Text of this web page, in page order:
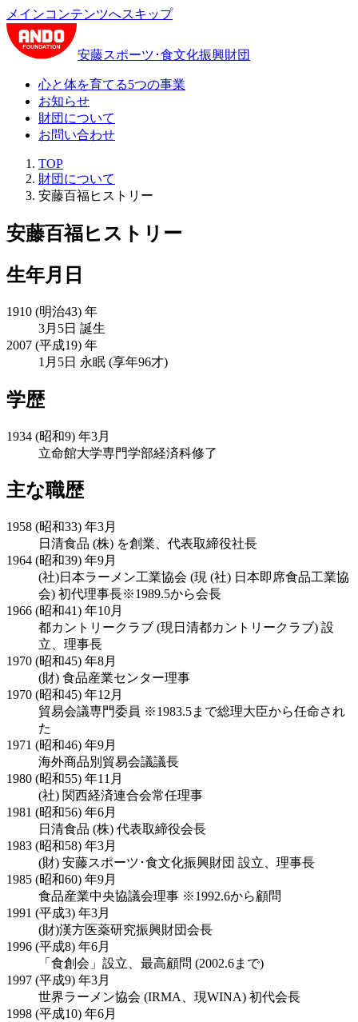
メインコンテンツへスキップ
安藤スポーツ･食文化振興財団
心と体を育てる5つの事業
お知らせ
財団について
お問い合わせ
TOP
財団について
安藤百福ヒストリー
安藤百福ヒストリー
生年月日
1910 (明治43) 年
3月5日 誕生
2007 (平成19) 年
1月5日 永眠 (享年96才)
学歴
1934 (昭和9) 年3月
立命館大学専門学部経済科修了
主な職歴
1958 (昭和33) 年3月
日清食品 (株) を創業、代表取締役社長
1964 (昭和39) 年9月
(社)日本ラーメン工業協会 (現 (社) 日本即席食品工業協
会) 初代理事長※1989.5から会長
1966 (昭和41) 年10月
都カントリークラブ (現日清都カントリークラブ) 設
立、理事長
1970 (昭和45) 年8月
(財) 食品産業センター理事
1970 (昭和45) 年12月
貿易会議専門委員 ※1983.5まで総理大臣から任命され
た
1971 (昭和46) 年9月
海外商品別貿易会議議長
1980 (昭和55) 年11月
(社) 関西経済連合会常任理事
1981 (昭和56) 年6月
日清食品 (株) 代表取締役会長
1983 (昭和58) 年3月
(財) 安藤スポーツ･食文化振興財団 設立、理事長
1985 (昭和60) 年9月
食品産業中央協議会理事 ※1992.6から顧問
1991 (平成3) 年3月
(財)漢方医薬研究振興財団会長
1996 (平成8) 年6月
「食創会」設立、最高顧問 (2002.6まで)
1997 (平成9) 年3月
世界ラーメン協会 (IRMA、現WINA) 初代会長
1998 (平成10) 年6月